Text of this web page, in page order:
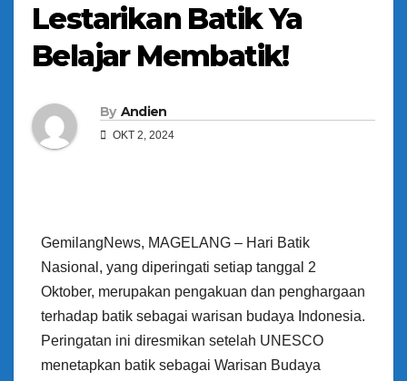
Lestarikan Batik Ya
Belajar Membatik!
By Andien
OKT 2, 2024
GemilangNews, MAGELANG – Hari Batik
Nasional, yang diperingati setiap tanggal 2
Oktober, merupakan pengakuan dan penghargaan
terhadap batik sebagai warisan budaya Indonesia.
Peringatan ini diresmikan setelah UNESCO
menetapkan batik sebagai Warisan Budaya